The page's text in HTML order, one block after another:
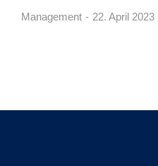
Management 22. April 2023